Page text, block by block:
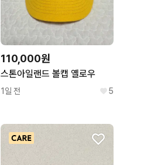
110,000원
스톤아일랜드 볼캡 옐로우
1일 전 5